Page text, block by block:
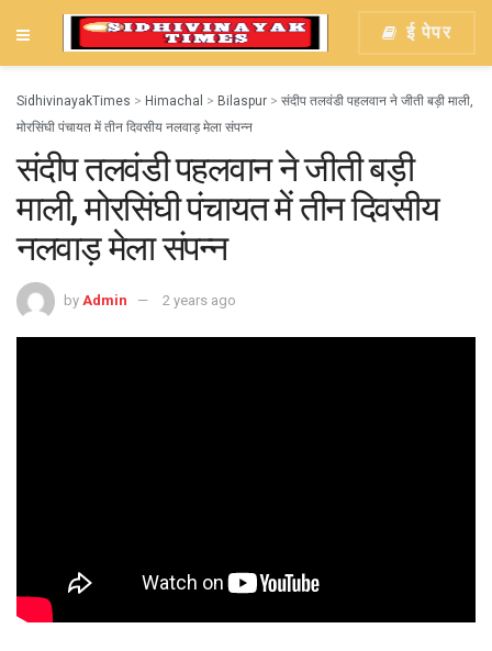
ई पेपर
SidhivinayakTimes > Himachal > Bilaspur > संदीप तलवंडी पहलवान ने जीती बड़ी माली,
मोरसिंघी पंचायत में तीन दिवसीय नलवाड़ मेला संपन्न
संदीप तलवंडी पहलवान ने जीती बड़ी
माली, मोरसिंघी पंचायत में तीन दिवसीय
नलवाड़ मेला संपन्न
by Admin 2 years ago